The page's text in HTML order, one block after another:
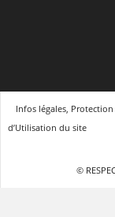
Infos légales,
d’Utilisation du site
©